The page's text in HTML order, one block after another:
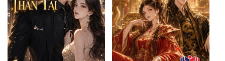
Vô Sỉ
Điềm Đạm